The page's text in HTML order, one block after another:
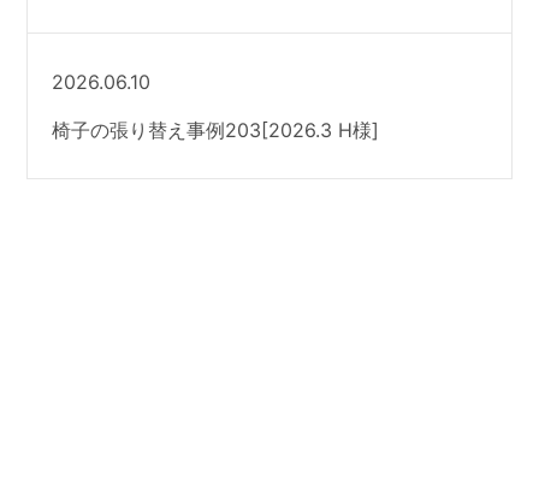
2026.06.10
椅子の張り替え事例203[2026.3 H様]